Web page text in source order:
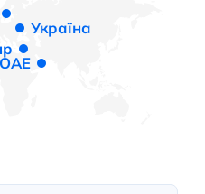
Україна
ОАЕ